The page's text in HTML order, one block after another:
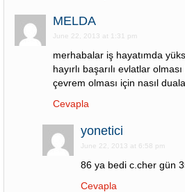
MELDA
June 22, 2013 at 1:31 pm
merhabalar iş hayatımda
hayırlı başarılı evlatlar
çevrem olması için nasıl
Cevapla
yonetici
June 22, 2013 at 6:58 pm
86 ya bedi c.cher gün
Cevapla